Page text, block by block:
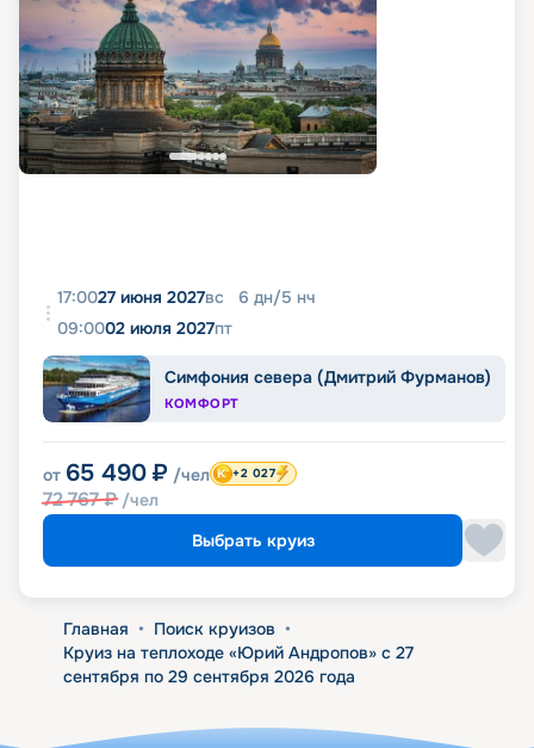
17:0027 июня 2027вс 6 дн/5 нч
09:0002 июля 2027пт
Симфония севера (Дмитрий Фурманов)
КОМФОРТ
от 65 490 ₽ /чел
72 767₽ /чел
+2 027
Выбрать круиз
Главная • Поиск круизов •
Круиз на теплоходе «Юрий Андропов» с 27
сентября по 29 сентября 2026 года